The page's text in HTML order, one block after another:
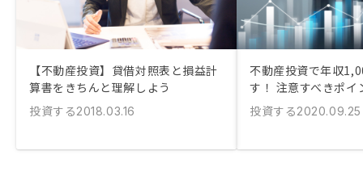
【不動産投資】貸借対照表と損益計
算書をきちんと理解しよう
投資する2018.03.16
不動産投資で年収
す！ 注意すべきポイ
投資する2020.09.25